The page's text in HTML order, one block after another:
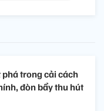
phá trong cải cách
đòn bẩy thu hút